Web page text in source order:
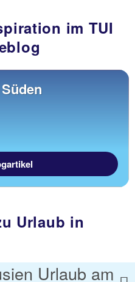
im TUI
Urlaub in
Urlaub am